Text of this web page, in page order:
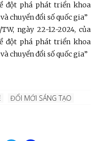
đột phá phát triển khoa
chuyển đổi số quốc gia”
ngày 22-12-2024, của
đột phá phát triển khoa
chuyển đổi số quốc gia”
ĐỔI MỚI SÁNG TẠO